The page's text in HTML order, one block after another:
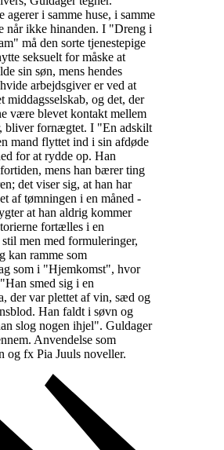
agerer i samme huse, i samme
når ikke hinanden. I "Dreng i
må den sorte tjenestepige
seksuelt for måske at
sin søn, mens hendes
arbejdsgiver er ved at
middagsselskab, og det, der
være blevet kontakt mellem
bliver fornægtet. I "En adskilt
mand flyttet ind i sin afdøde
for at rydde op. Han
mens han bærer ting
det viser sig, at han har
af tømningen i en måned -
at han aldrig kommer
fortælles i en
men med formuleringer,
kan ramme som
som i "Hjemkomst", hvor
smed sig i en
der var plettet af vin, sæd og
Han faldt i søvn og
slog nogen ihjel". Guldager
Anvendelse som
og fx Pia Juuls noveller.